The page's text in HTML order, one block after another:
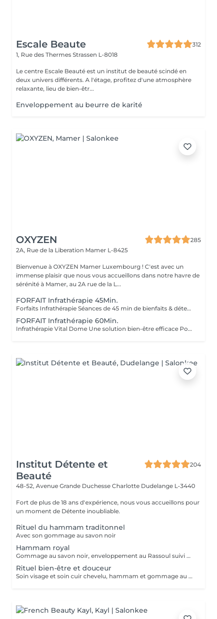
Escale Beaute
312
1, Rue des Thermes Strassen L-8018
Le centre Escale Beauté est un institut de beauté scindé en
deux univers différents. A l'étage, profitez d'une atmosphère
relaxante, lieu de bien-êtr...
Enveloppement au beurre de karité
OXYZEN
285
2A, Rue de la Liberation Mamer L-8425
Bienvenue à OXYZEN Mamer Luxembourg ! C'est avec un
immense plaisir que nous vous accueillons dans notre havre de
sérénité à Mamer, au 2A rue de la L...
FORFAIT Infrathérapie 45Min.
Forfaits Infrathérapie Séances de 45 min de bienfaits & détente profonde L'Infrathérapie utilise la chaleur des infrarouges longs, une technologie douce et naturelle qui pénètre en profondeur dans les tissus. Contrairement à la chaleur d'un sauna classique, les infrarouges longs réchauffent le corps de l'intérieur, stimulant la circulation, favorisant l'élimination des toxines et procurant une détente musculaire incomparable. Chaque séance de 45 minutes est une véritable parenthèse de régénération et de bien-être global. *Séance à l'unité Découverte à 49 € -1 séance de 45 min pour découvrir les bienfaits des infrarouges longs. - Offre spéciale découverte : achetez votre 1 séance et la 2 vous est offerte. *Forfait 5 Séances Renouveau à 200 € -5 séances de 45 min pour relancer la circulation et détoxifier l'organisme. -Recommandation : commencez avec 1 à 2 séances par semaine pendant 5 semaines, puis adaptez selon vos besoins. *Forfait 10 Séances Transformation à 350 € -10 séances de 45 min pour une cure complète, idéale pour alléger la silhouette et stimuler la vitalité. *Forfait 20 Séances Plénitude à 600 € -20 séances de 45 min pour un bien-être durable et une détente profonde. -Idéal pour une pratique régulière et des résultats visibles. Nos forfaits s'adaptent à vos besoins et sont aussi une formidable idée cadeau, parfaite pour offrir vitalité et sérénité à vos proches. Déconseillé aux femmes enceintes et en cas de contre-indication médicale (demander l'avis de votre médecin). Avertissement : Nos soins sont exclusivement dédiés au bien-être et à la relaxation. Ils ne remplacent pas un suivi médical et ne relèvent pas de la kinésithérapie.
FORFAIT Infrathérapie 60Min.
Infrathérapie Vital Dome Une solution bien-être efficace Pour votre 1 séance, merci de prendre rendez-vous par téléphone au 661 271 063, afin que nous puissions définir ensemble le programme le plus adapté à vos attentes. Le rythme de vie moderne génère stress, fatigue et déséquilibres. L'Infrathérapie Vital Dome utilise la chaleur des infrarouges longs, aux effets profonds et scientifiquement reconnus, pour offrir une solution préventive et régénérante. *Les bienfaits de l'Infrathérapie -Réduit et libère le stress et les tensions accumulées. -Élimine les toxines et affine la silhouette. -Procure une profonde relaxation et une décontraction musculaire. -Oxygène le corps et redonne tonus et vitalité. -Diminue la fatigue, améliore la concentration et la qualité du sommeil. -Rééquilibre l'horloge interne (idéal contre le jet-lag). ..... nous vous proposons le choix entre 38 programmes spécifiques Déroulement d'une séance Durée : 45 min ou 60 min selon vos besoins. Cabine individuelle : parfaitement aseptisée entre chaque passage. Température réglable : de 37 °C à 80 °C selon le programme choisi. Après la séance : serviettes fraîches à disposition pour stopper la sudation et retrouver une sensation immédiate de confort. À noter : la sudation obtenue grâce au sauna japonais par infrarouges longs est de type 2, différente de celle produite par l'effort physique. Elle n'entraîne pas de mauvaises odeurs, ce qui permet de reprendre vos activités ou le travail en toute tranquillité après une séance, même sur la pause de midi. L'Infrathérapie est une expérience de bien-être moderne, efficace et idéale à offrir en bon cadeau. Déconseillé aux femmes enceintes et en cas de contre-indication médicale (demander l'avis de votre médecin). Avertissement : Nos soins sont exclusivement dédiés au bien-être et à la relaxation. Ils ne remplacent pas un suivi médical et ne relèvent pas de la kinésithérapie.
Institut Détente et
Beauté
204
48-52, Avenue Grande Duchesse Charlotte Dudelange L-3440
Fort de plus de 18 ans d'expérience, nous vous accueillons pour
un moment de Détente inoubliable.
Rituel du hammam traditonnel
Avec son gommage au savon noir
Hammam royal
Gommage au savon noir, enveloppement au Rassoul suivi d'un massage relaxant
Rituel bien-être et douceur
Soin visage et soin cuir chevelu, hammam et gommage au savon noir suivi d'un massage relaxant